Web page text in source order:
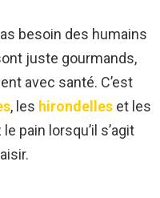
besoin des humains
juste gourmands,
avec santé. C’est
, les hirondelles et les
pain lorsqu’il s’agit